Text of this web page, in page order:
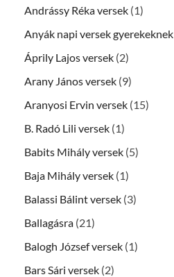
Andrássy Réka versek (1)
Anyák napi versek gyerekeknek
Áprily Lajos versek (2)
Arany János versek (9)
Aranyosi Ervin versek (15)
B. Radó Lili versek (1)
Babits Mihály versek (5)
Baja Mihály versek (1)
Balassi Bálint versek (3)
Ballagásra (21)
Balogh József versek (1)
Bars Sári versek (2)